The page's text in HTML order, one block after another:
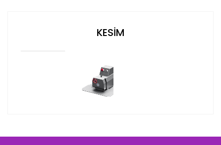
KESİM